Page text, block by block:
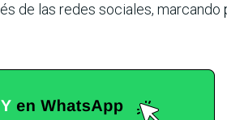
de las redes sociales, marcando